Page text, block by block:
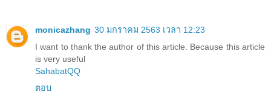
monicazhang 30 มกราคม 2563 เวลา 12:23
I want to thank the author of this article. Because this article
is very useful
SahabatQQ
ตอบ